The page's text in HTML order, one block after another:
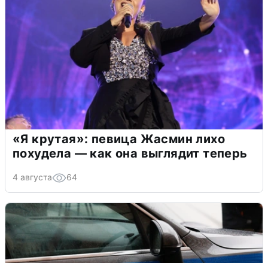
«Я крутая»: певица Жасмин лихо
похудела — как она выглядит теперь
4 августа 64